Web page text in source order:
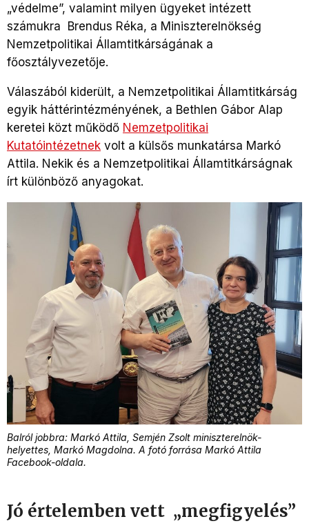
„védelme”, valamint milyen ügyeket intézett
számukra Brendus Réka, a Miniszterelnökség
Nemzetpolitikai Államtitkárságának a
főosztályvezetője.
Válaszából kiderült, a Nemzetpolitikai Államtitkárság
egyik háttérintézményének, a Bethlen Gábor Alap
keretei közt működő Nemzetpolitikai
Kutatóintézetnek volt a külsős munkatársa Markó
Attila. Nekik és a Nemzetpolitikai Államtitkárságnak
írt különböző anyagokat.
Balról jobbra: Markó Attila, Semjén Zsolt miniszterelnök-
helyettes, Markó Magdolna. A fotó forrása Markó Attila
Facebook-oldala.
Jó értelemben vett „megfigyelés”